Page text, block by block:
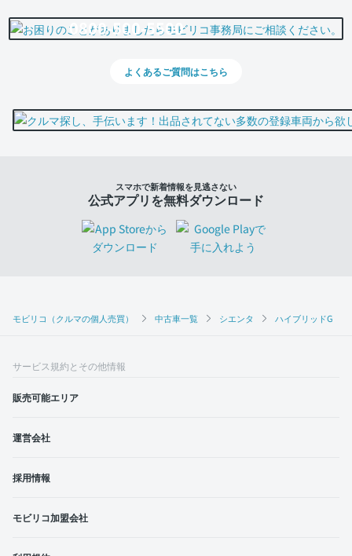
モビリコ（クルマの個人売買） 中古車一覧 シエンタ ハイブリッドG
0800-500-5500
よくあるご質問はこちら
スマホで新着情報を見逃さない
公式アプリを無料ダウンロード
サービス規約とその他情報
販売可能エリア
運営会社
採用情報
モビリコ加盟会社